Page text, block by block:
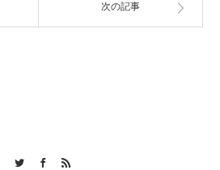
次の記事